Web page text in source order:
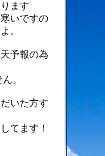
ます
いですの
。
予報の為
。
いた方す
てます！